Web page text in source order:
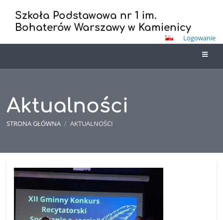
Szkoła Podstawowa nr 1 im.
Bohaterów Warszawy w Kamienicy
Logowanie
Aktualności
STRONA GŁÓWNA / AKTUALNOŚCI
Aktualności